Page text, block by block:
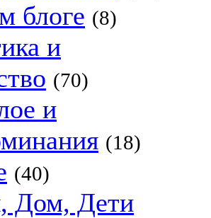
блоге (8)
и
(70)
и
(18)
(40)
Дом, Дети